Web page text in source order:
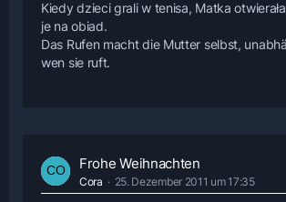
Kiedy dzieci grali w tenisa, Matka otwierała
je na obiad.
Das Rufen macht die Mutter selbst,
wen sie ruft.
Frohe Weihnachten
Cora 25. Dezember 2011 um 17:35